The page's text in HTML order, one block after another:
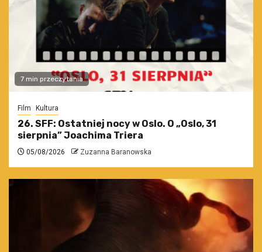
7 min przeczytania
Film Kultura
26. SFF: Ostatniej nocy w Oslo. O „Oslo, 31
sierpnia” Joachima Triera
05/08/2026 Zuzanna Baranowska